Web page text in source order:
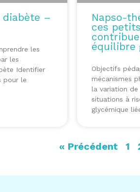
diabète –
les
les
Identifier
pour le
Napso-
ces
équilibre
Objectifs
mécanismes
la variation de
situations à
glycémique
« Précédent 1